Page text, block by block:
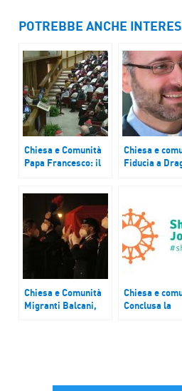
POTREBBE ANCHE
Chiesa e Comunità
Papa Francesco: il
Chiesa e
Fiducia a
discorso
guardare al
può portare
un cambio di
Chiesa e Comunità
Migranti Balcani,
Chiesa e
Conclusa la